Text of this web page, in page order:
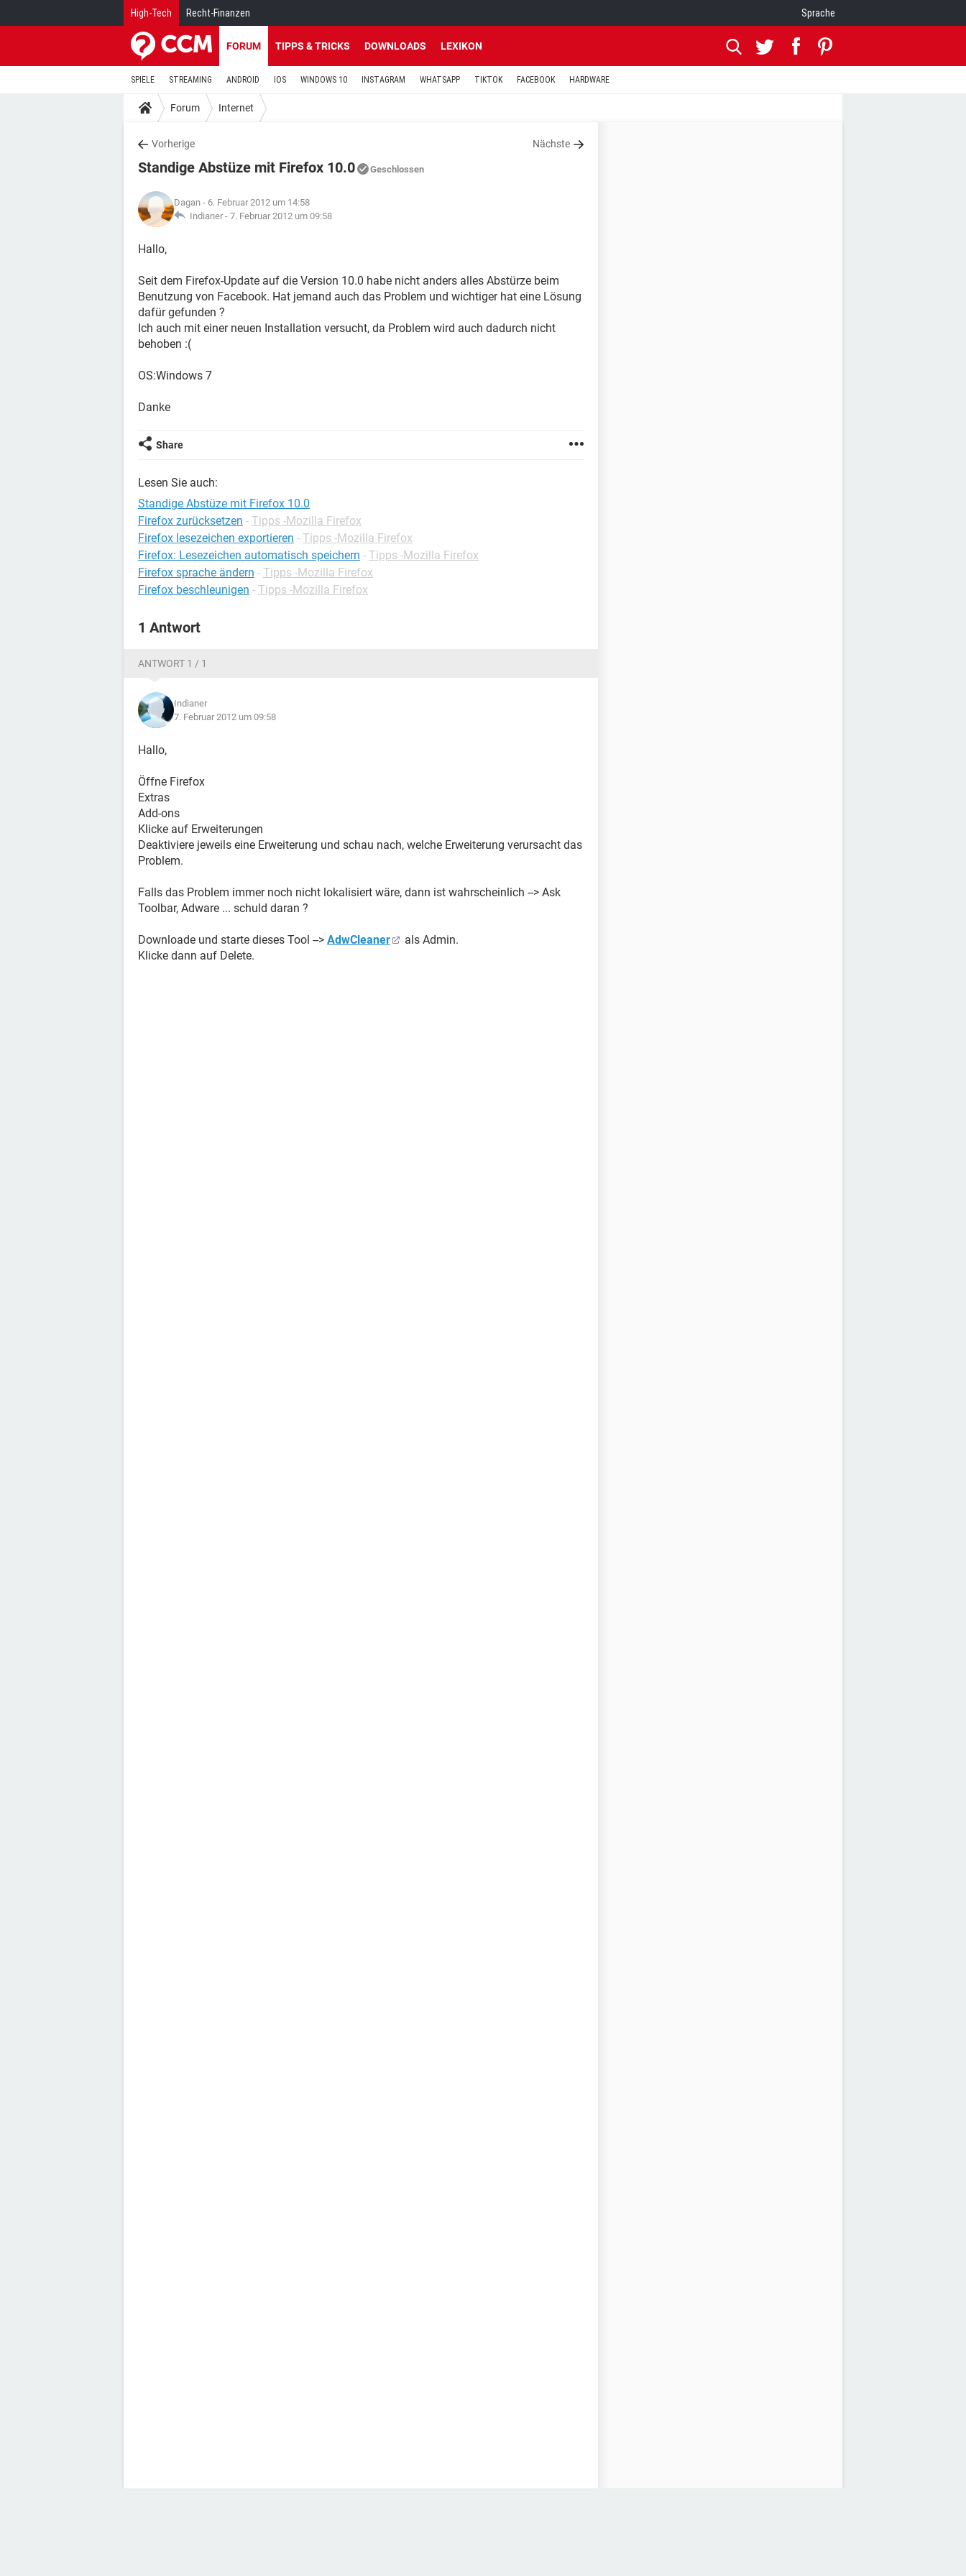
High-Tech Recht-Finanzen Sprache
FORUM TIPPS & TRICKS DOWNLOADS LEXIKON
SPIELE STREAMING ANDROID IOS WINDOWS 10 INSTAGRAM WHATSAPP TIKTOK FACEBOOK HARDWARE
Forum Internet
Vorherige Nächste
Standige Abstüze mit Firefox 10.0 Geschlossen
Dagan - 6. Februar 2012 um 14:58
Indianer - 7. Februar 2012 um 09:58
Hallo,
Seit dem Firefox-Update auf die Version 10.0 habe nicht anders alles Abstürze beim
Benutzung von Facebook. Hat jemand auch das Problem und wichtiger hat eine Lösung
dafür gefunden ?
Ich auch mit einer neuen Installation versucht, da Problem wird auch dadurch nicht
behoben :(
OS:Windows 7
Danke
Share
Lesen Sie auch:
Standige Abstüze mit Firefox 10.0
Firefox zurücksetzen - Tipps -Mozilla Firefox
Firefox lesezeichen exportieren - Tipps -Mozilla Firefox
Firefox: Lesezeichen automatisch speichern - Tipps -Mozilla Firefox
Firefox sprache ändern - Tipps -Mozilla Firefox
Firefox beschleunigen - Tipps -Mozilla Firefox
1 Antwort
ANTWORT 1 / 1
Indianer
7. Februar 2012 um 09:58
Hallo,
Öffne Firefox
Extras
Add-ons
Klicke auf Erweiterungen
Deaktiviere jeweils eine Erweiterung und schau nach, welche Erweiterung verursacht das
Problem.
Falls das Problem immer noch nicht lokalisiert wäre, dann ist wahrscheinlich --> Ask
Toolbar, Adware ... schuld daran ?
Downloade und starte dieses Tool --> AdwCleaner
als Admin.
Klicke dann auf Delete.